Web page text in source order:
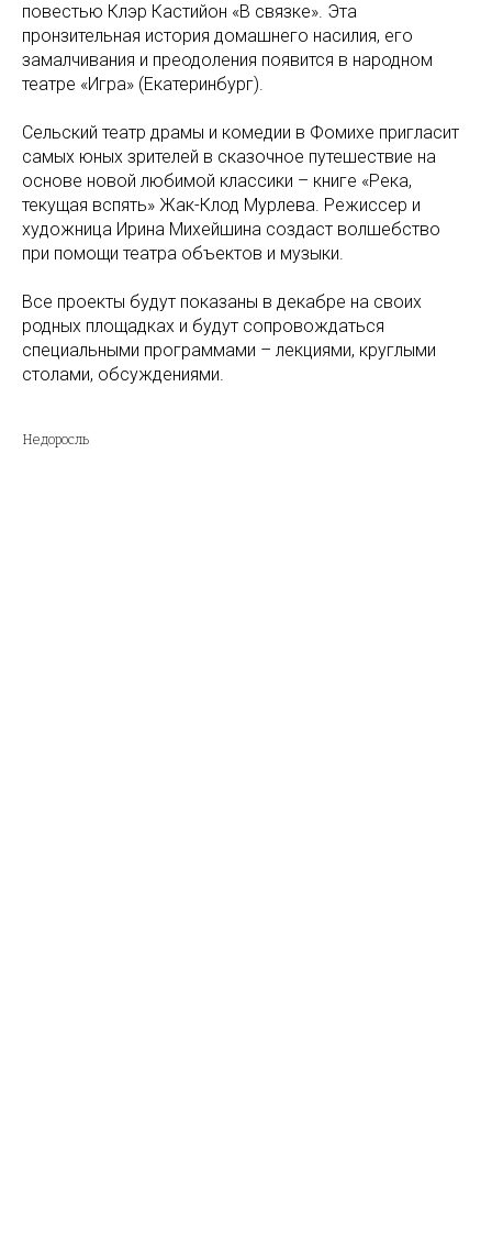
повестью Клэр Кастийон «В связке». Эта
пронзительная история домашнего насилия, его
замалчивания и преодоления появится в народном
театре «Игра» (Екатеринбург).
Сельский театр драмы и комедии в Фомихе пригласит
самых юных зрителей в сказочное путешествие на
основе новой любимой классики – книге «Река,
текущая вспять» Жак-Клод Мурлева. Режиссер и
художница Ирина Михейшина создаст волшебство
при помощи театра объектов и музыки.
Все проекты будут показаны в декабре на своих
родных площадках и будут сопровождаться
специальными программами – лекциями, круглыми
столами, обсуждениями.
Недоросль